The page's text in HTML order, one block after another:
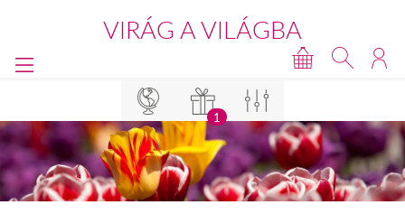
VIRÁG A VILÁGBA
1